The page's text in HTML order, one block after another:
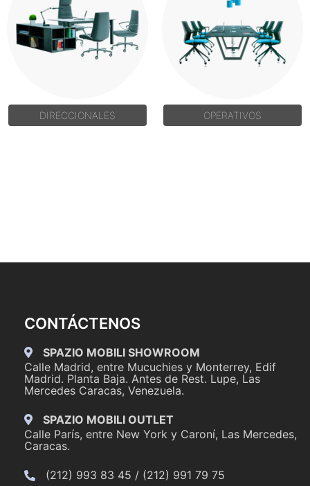
DIRECCIONALES OPERATIVOS
CONTÁCTENOS
SPAZIO MOBILI SHOWROOM
Calle Madrid, entre Mucuchies y Monterrey, Edif
Madrid. Planta Baja. Antes de Rest. Lupe, Las
Mercedes Caracas, Venezuela.
SPAZIO MOBILI OUTLET
Calle París, entre New York y Caroní, Las Mercedes,
Caracas.
(212) 993 83 45 / (212) 991 79 75